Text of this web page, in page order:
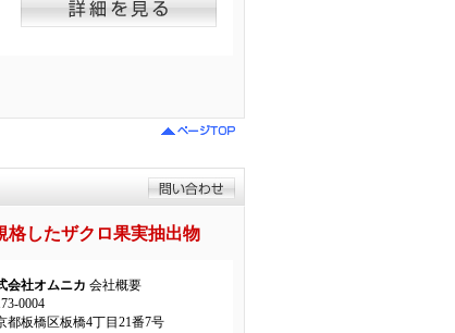
したザクロ果実抽出物
会社オムニカ 会社概要
0004
都板橋区板橋4丁目21番7号